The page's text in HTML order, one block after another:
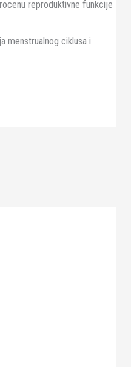
reproduktivne funkcije
menstrualnog ciklusa i